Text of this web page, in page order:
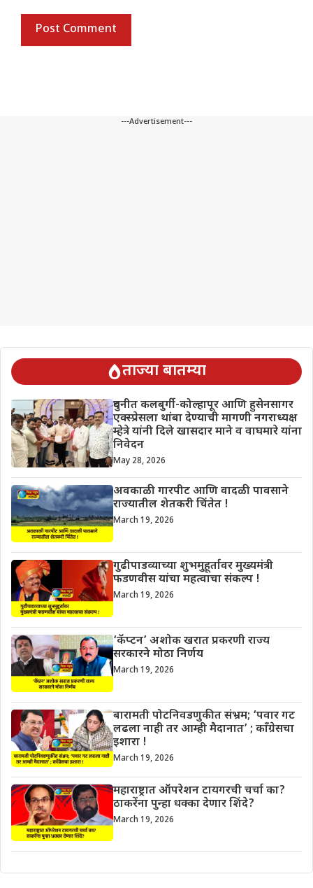
---Advertisement---
ताज्या बातम्या
दुधनीत कलबुर्गी-कोल्हापूर आणि हुसेनसागर
एक्स्प्रेसला थांबा देण्याची मागणी नगराध्यक्ष
म्हेत्रे यांनी दिले खासदार माने व वाघमारे यांना
निवेदन
May 28, 2026
अवकाळी गारपीट आणि वादळी पावसाने
राज्यातील शेतकरी चिंतेत !
March 19, 2026
गुढीपाडव्याच्या शुभमुहूर्तावर मुख्यमंत्री
फडणवीस यांचा महत्वाचा संकल्प !
March 19, 2026
‘कॅप्टन’ अशोक खरात प्रकरणी राज्य
सरकारने मोठा निर्णय
March 19, 2026
बारामती पोटनिवडणुकीत संभ्रम; ‘पवार गट
लढला नाही तर आम्ही मैदानात’ ; काँग्रेसचा
इशारा !
March 19, 2026
महाराष्ट्रात ऑपरेशन टायगरची चर्चा का?
ठाकरेंना पुन्हा धक्का देणार शिंदे?
March 19, 2026